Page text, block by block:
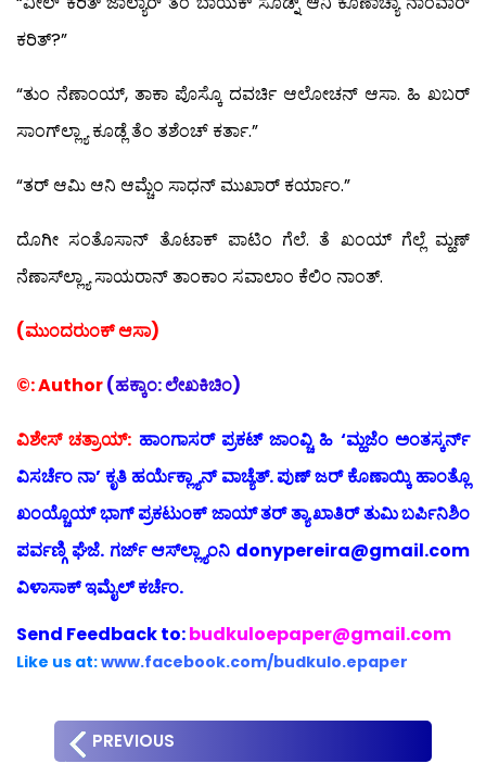
ಕರಿತ್?”
“ತುಂ ನೆಣಾಂಯ್, ತಾಕಾ ಪೊಸ್ಕೊ ದವರ್ಚಿ ಆಲೋಚನ್ ಆಸಾ. ಹಿ ಖಬರ್
ಸಾಂಗ್‍ಲ್ಲ್ಯಾ ಕೂಡ್ಲೆ ತೆಂ ತಶೆಂಚ್ ಕರ್ತಾ.”
“ತರ್ ಆಮಿ ಆನಿ ಆಮ್ಚೆಂ ಸಾಧನ್ ಮುಖಾರ್ ಕರ್ಯಾಂ.”
ದೊಗೀ ಸಂತೊಸಾನ್ ತೊಟಾಕ್ ಪಾಟಿಂ ಗೆಲೆ. ತೆ ಖಂಯ್ ಗೆಲ್ಲೆ ಮ್ಹಣ್
ನೆಣಾಸ್‍ಲ್ಲ್ಯಾ ಸಾಯರಾನ್ ತಾಂಕಾಂ ಸವಾಲಾಂ ಕೆಲಿಂ ನಾಂತ್.
(ಮುಂದರುಂಕ್ ಆಸಾ)
©: Author(ಹಕ್ಕಾಂ: ಲೇಖಕಿಚಿಂ)
ವಿಶೇಸ್ ಚತ್ರಾಯ್: ಹಾಂಗಾಸರ್ ಪ್ರಕಟ್ ಜಾಂವ್ಚಿ ಹಿ ‘ಮ್ಹಜೆಂ ಅಂತಸ್ಕರ್ನ್
ವಿಸರ್ಚೆಂ ನಾ’ ಕೃತಿ ಹರ್ಯೆಕ್ಲ್ಯಾನ್ ವಾಚ್ಯೆತ್. ಪುಣ್ ಜರ್ ಕೊಣಾಯ್ಕಿ ಹಾಂತ್ಲೊ
ಖಂಯ್ಚೊಯ್ ಭಾಗ್ ಪ್ರಕಟುಂಕ್ ಜಾಯ್ ತರ್ ತ್ಯಾ ಖಾತಿರ್ ತುಮಿ ಬರ್ಪಿನಿಶಿಂ
ಪರ್ವಣ್ಗಿ ಘೆಜೆ. ಗರ್ಜ್ ಆಸ್‍ಲ್ಲ್ಯಾಂನಿ donypereira@gmail.com
ವಿಳಾಸಾಕ್ ಇಮೈಲ್ ಕರ್ಚೆಂ.
Send Feedback to:budkuloepaper@gmail.com
Like us at:www.facebook.com/budkulo.epaper
PREVIOUS